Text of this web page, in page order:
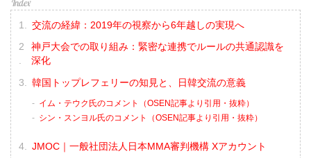
交流の経緯：2019年の視察から6年越しの実現へ
神戸大会での取り組み：緊密な連携でルールの共通認識を
深化
韓国トップレフェリーの知見と、日韓交流の意義
イム・テウク氏のコメント（OSEN記事より引用・抜粋）
シン・スンヨル氏のコメント（OSEN記事より引用・抜粋）
JMOC｜一般社団法人日本MMA審判機構 Xアカウント